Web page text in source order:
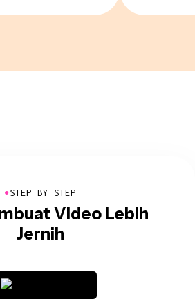
●STEP BY STEP
Video Lebih
Jernih